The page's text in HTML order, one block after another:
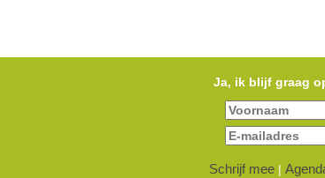
Ja, ik blijf graag
Schrijf mee|